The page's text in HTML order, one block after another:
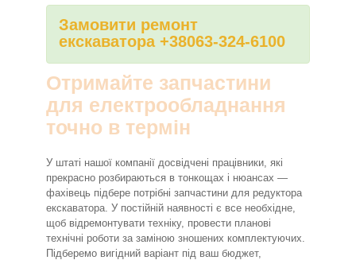
Замовити ремонт
екскаватора +38063-324-6100
Отримайте запчастини
для електрообладнання
точно в термін
У штаті нашої компанії досвідчені працівники, які
прекрасно розбираються в тонкощах і нюансах —
фахівець підбере потрібні запчастини для редуктора
екскаватора. У постійній наявності є все необхідне,
щоб відремонтувати техніку, провести планові
технічні роботи за заміною зношених комплектуючих.
Підберемо вигідний варіант під ваш бюджет,